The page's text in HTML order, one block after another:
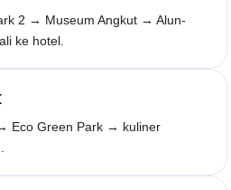
2 → Museum Angkut → Alun-
ke hotel.
Eco Green Park → kuliner